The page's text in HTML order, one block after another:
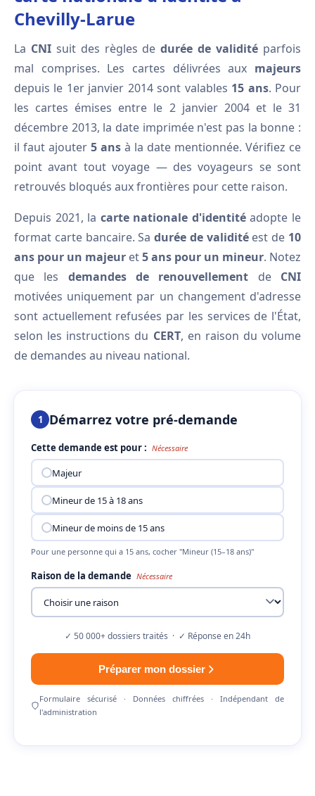
Chevilly-Larue
La CNIsuit des règles dedurée de validité parfois
mal comprises. Les cartes délivrées aux majeurs
depuis le 1er janvier 2014 sont valables 15 ans. Pour
les cartes émises entre le 2 janvier 2004 et le 31
décembre 2013, la date imprimée n'est pas la bonne :
il faut ajouter 5 ans à la date mentionnée. Vérifiez ce
point avant tout voyage — des voyageurs se sont
retrouvés bloqués aux frontières pour cette raison.
Depuis 2021, la carte nationale d'identitéadopte le
format carte bancaire. Sadurée de validitéest de 10
ans pour un majeur et5 ans pour un mineur. Notez
que les demandes de renouvellement de CNI
motivées uniquement par un changement d'adresse
sont actuellement refusées par les services de l'État,
selon les instructions du CERT, en raison du volume
de demandes au niveau national.
1 Démarrez votre pré-demande
Cette demande est pour : Nécessaire
Majeur
Mineur de 15 à 18 ans
Mineur de moins de 15 ans
Pour une personne qui a 15 ans, cocher "Mineur (15–18 ans)"
Raison de la demande Nécessaire
✓ 50 000+ dossiers traités · ✓ Réponse en 24h
Préparer mon dossier
Formulaire sécurisé · Données chiffrées · Indépendant de
l'administration